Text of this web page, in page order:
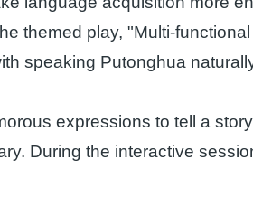
themed play, "Multi-
speaking Putonghua
expressions to tell a
During the interactive